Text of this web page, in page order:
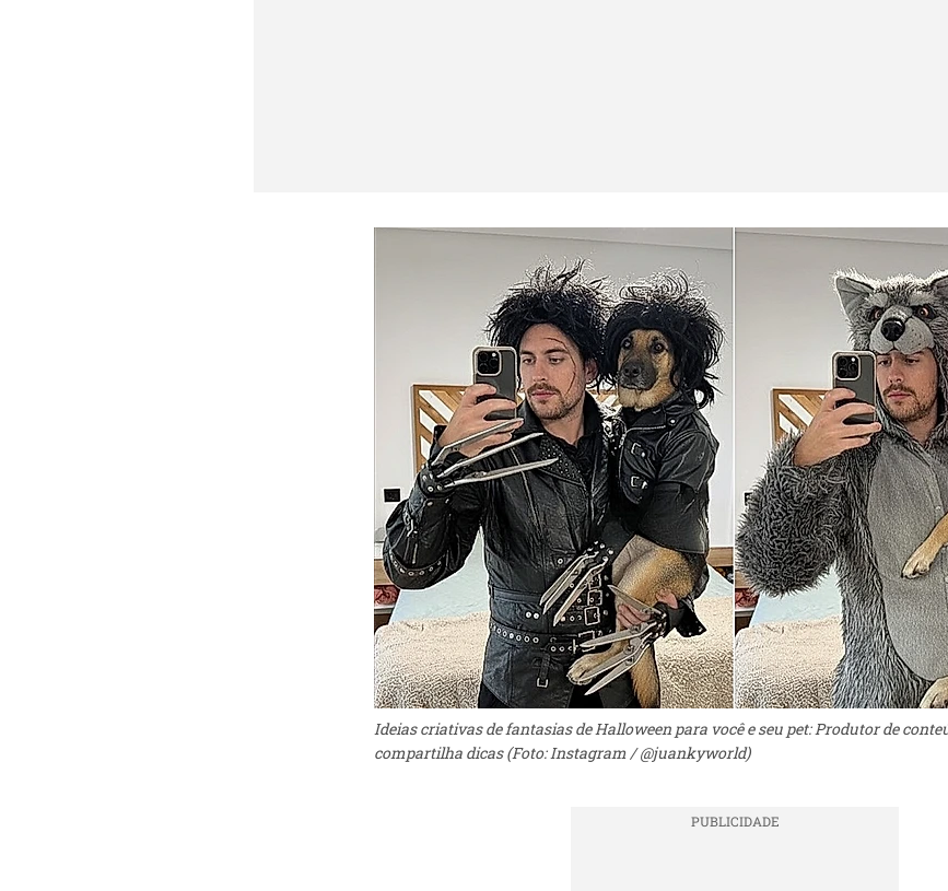
Ideias criativas de fantasias de Halloween para você e seu pet: Produtor de
compartilha dicas (Foto: Instagram / @juankyworld)